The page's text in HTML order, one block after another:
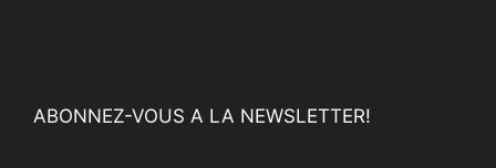
ABONNEZ-VOUS A LA NEWSLETTER!